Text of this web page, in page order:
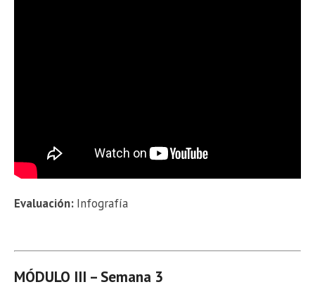
Evaluación: Infografía
MÓDULO III – Semana 3